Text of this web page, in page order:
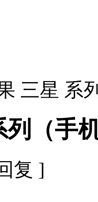
三星 系
列（手
复 ]